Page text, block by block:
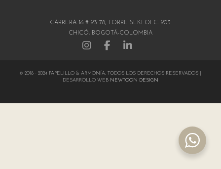
CARRERA 16 # 93-78, TORRE SEKI OFC. 903
CHICÓ, BOGOTÁ-COLOMBIA
© 2018 - 2024 PAPELILLO & ARMONÍA, TODOS LOS DERECHOS RESERVADOS |
DESARROLLO WEB NEWTOON DESIGN